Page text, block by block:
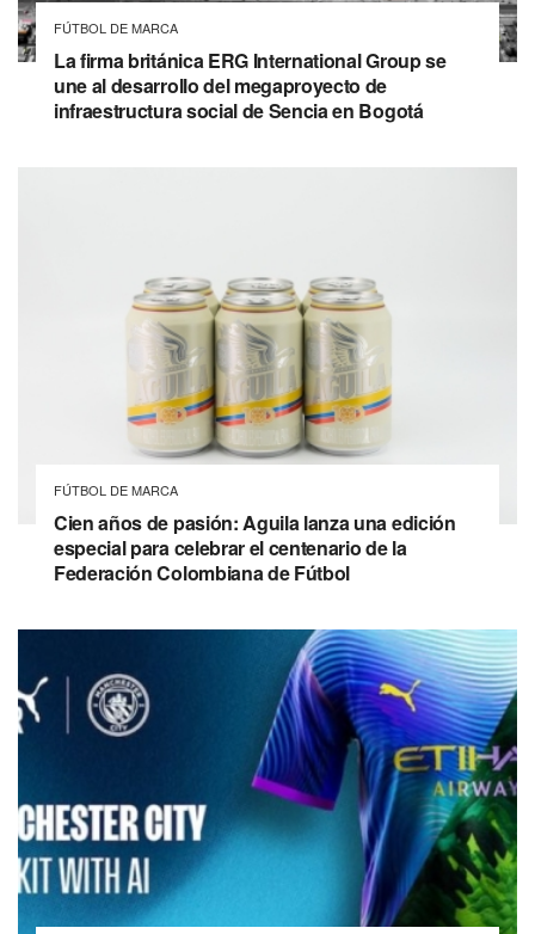
FÚTBOL DE MARCA
La firma británica ERG International Group se
une al desarrollo del megaproyecto de
infraestructura social de Sencia en Bogotá
FÚTBOL DE MARCA
Cien años de pasión: Aguila lanza una edición
especial para celebrar el centenario de la
Federación Colombiana de Fútbol